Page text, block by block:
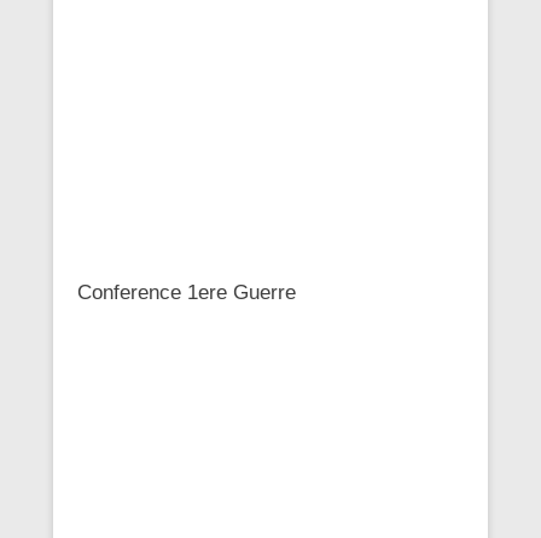
Conference 1ere Guerre